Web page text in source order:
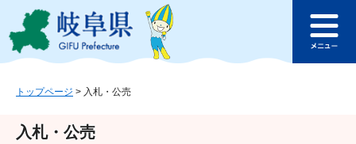
ジ
ュ
このページの本文へ
ュ
トップページ > 入札・公売
入札・公売